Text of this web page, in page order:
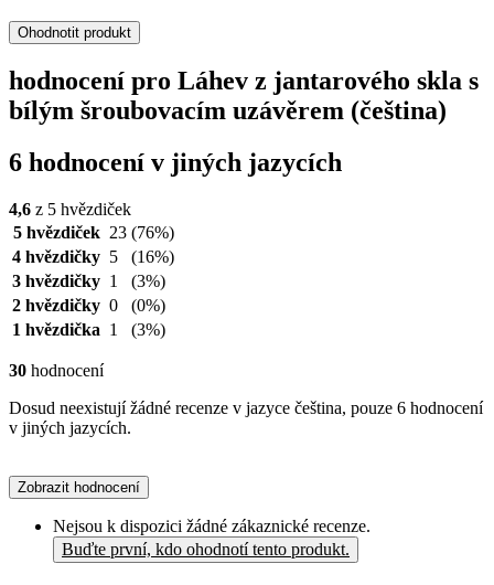
Ohodnotit produkt
hodnocení pro Láhev z jantarového skla s
bílým šroubovacím uzávěrem (čeština)
6 hodnocení v jiných jazycích
4,6 z 5 hvězdiček
5 hvězdiček 23 (76%)
4 hvězdičky 5
(16%)
3 hvězdičky 1
(3%)
2 hvězdičky 0
(0%)
1 hvězdička 1 (3%)
30 hodnocení
Dosud neexistují žádné recenze v jazyce čeština, pouze 6 hodnocení
v jiných jazycích.
Zobrazit hodnocení
Nejsou k dispozici žádné zákaznické recenze.
Buďte první, kdo ohodnotí tento produkt.